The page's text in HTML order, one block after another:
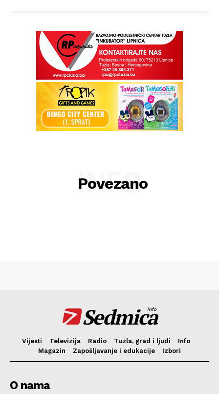
Povezano
INFO
Sedmica
info
Vijesti Televizija Radio Tuzla, grad i ljudi
Info
Magazin
Zapošljavanje i edukacije Izbori
O nama